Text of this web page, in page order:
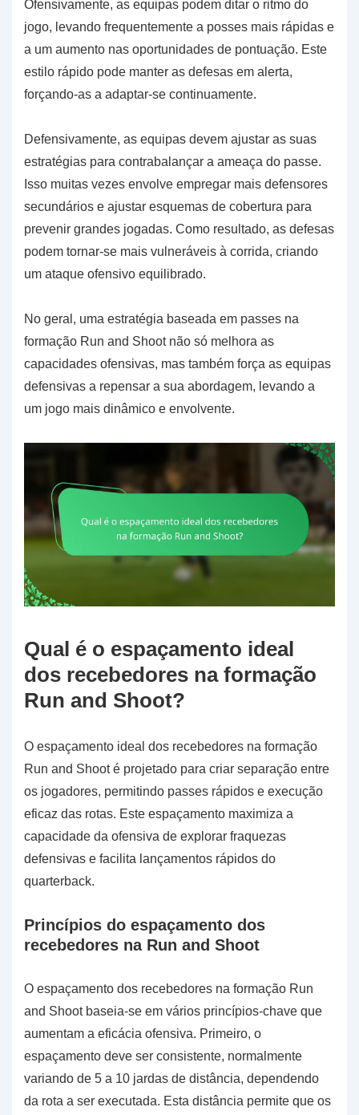
Ofensivamente, as equipas podem ditar o ritmo do
jogo, levando frequentemente a posses mais rápidas e
a um aumento nas oportunidades de pontuação. Este
estilo rápido pode manter as defesas em alerta,
forçando-as a adaptar-se continuamente.
Defensivamente, as equipas devem ajustar as suas
estratégias para contrabalançar a ameaça do passe.
Isso muitas vezes envolve empregar mais defensores
secundários e ajustar esquemas de cobertura para
prevenir grandes jogadas. Como resultado, as defesas
podem tornar-se mais vulneráveis à corrida, criando
um ataque ofensivo equilibrado.
No geral, uma estratégia baseada em passes na
formação Run and Shoot não só melhora as
capacidades ofensivas, mas também força as equipas
defensivas a repensar a sua abordagem, levando a
um jogo mais dinâmico e envolvente.
Qual é o espaçamento ideal
dos recebedores na formação
Run and Shoot?
O espaçamento ideal dos recebedores na formação
Run and Shoot é projetado para criar separação entre
os jogadores, permitindo passes rápidos e execução
eficaz das rotas. Este espaçamento maximiza a
capacidade da ofensiva de explorar fraquezas
defensivas e facilita lançamentos rápidos do
quarterback.
Princípios do espaçamento dos
recebedores na Run and Shoot
O espaçamento dos recebedores na formação Run
and Shoot baseia-se em vários princípios-chave que
aumentam a eficácia ofensiva. Primeiro, o
espaçamento deve ser consistente, normalmente
variando de 5 a 10 jardas de distância, dependendo
da rota a ser executada. Esta distância permite que os